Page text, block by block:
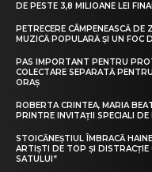
DE PESTE 3,8 MILIOANE LEI
PETRECERE CÂMPENEASCĂ DE
MUZICĂ POPULARĂ ȘI UN FOC
PAS IMPORTANT PENTRU
COLECTARE SEPARATĂ
ORAȘ
ROBERTA CRINTEA, MARIA
PRINTRE INVITAȚII SPECIALI
STOICĂNEȘTIUL ÎMBRACĂ
ARTIȘTI DE TOP ȘI DISTRACȚIE
SATULUI”